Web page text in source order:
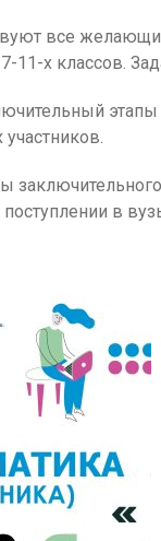
все
11-х классов.
этапы
в